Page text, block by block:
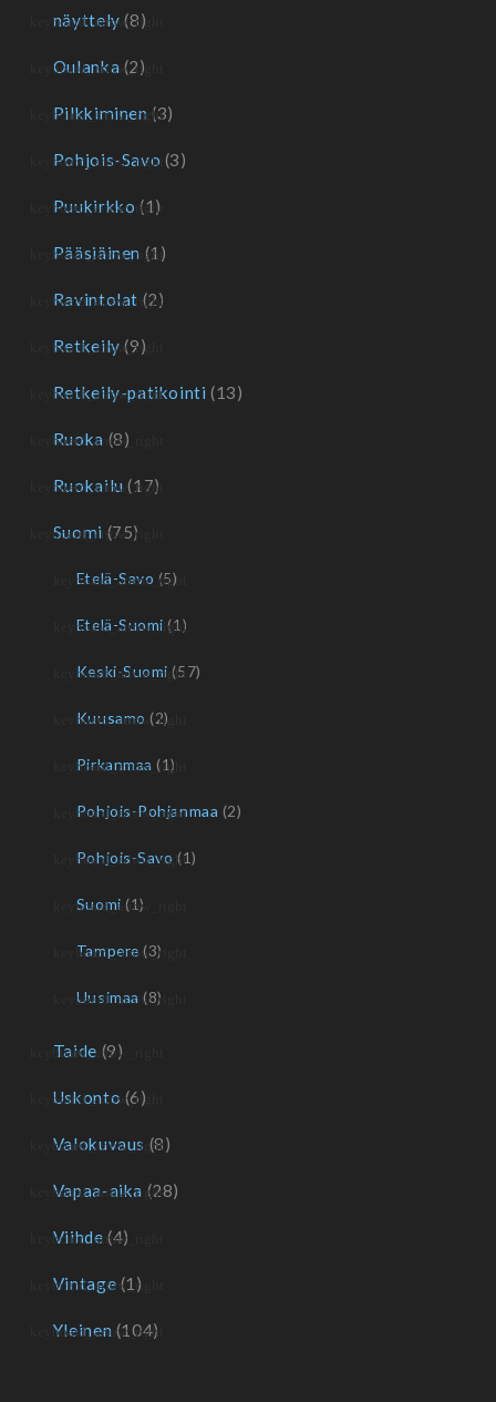
näyttely (8)
Oulanka (2)
Pilkkiminen (3)
Pohjois-Savo (3)
Puukirkko (1)
Pääsiäinen (1)
Ravintolat (2)
Retkeily (9)
Retkeily-patikointi (13)
Ruoka (8)
Ruokailu (17)
Suomi (75)
Etelä-Savo (5)
Etelä-Suomi (1)
Keski-Suomi (57)
Kuusamo (2)
Pirkanmaa (1)
Pohjois-Pohjanmaa (2)
Pohjois-Savo (1)
Suomi (1)
Tampere (3)
Uusimaa (8)
Taide (9)
Uskonto (6)
Valokuvaus (8)
Vapaa-aika (28)
Viihde (4)
Vintage (1)
Yleinen (104)